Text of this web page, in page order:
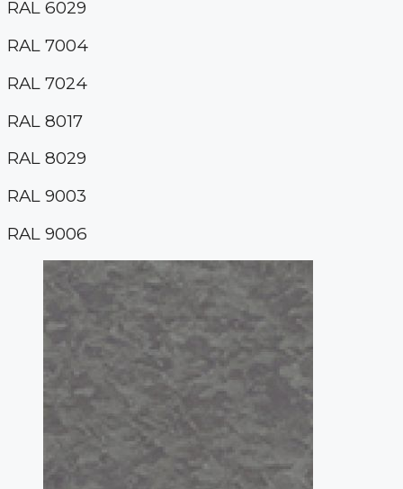
RAL 6029
RAL 7004
RAL 7024
RAL 8017
RAL 8029
RAL 9003
RAL 9006